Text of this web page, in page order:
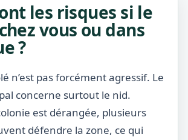
les risques si le
vous ou dans
?
n’est pas forcément agressif. Le
concerne surtout le nid.
est dérangée, plusieurs
défendre la zone, ce qui